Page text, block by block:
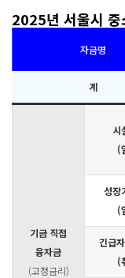
2025년 서울시 중
자금명
계
기금 직접
융자금
(고정금리)
시
(
성장
(
긴급
(